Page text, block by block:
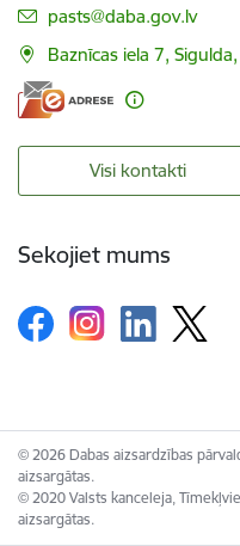
E-pasts:
pasts@daba.gov.lv
Baznīcas iela 7,
Visi kontakti
Sekojiet mums
© 2026 Dabas aizsardzības
aizsargātas.
© 2020 Valsts kanceleja,
aizsargātas.